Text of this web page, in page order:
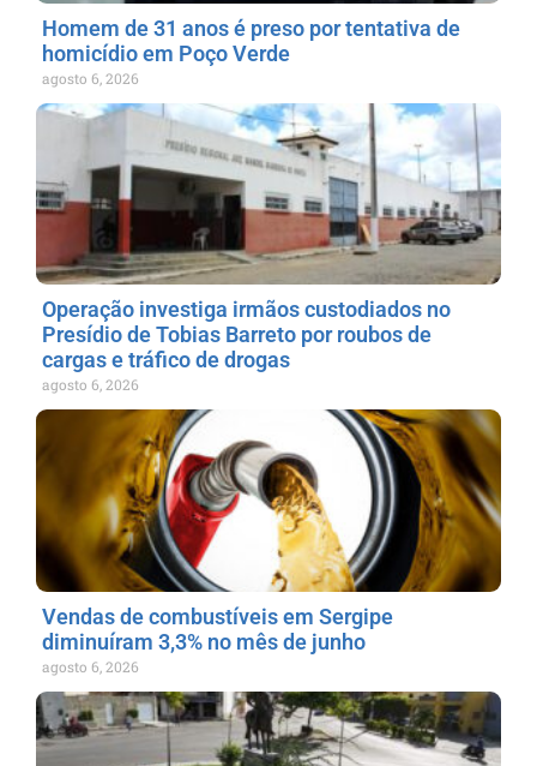
Homem de 31 anos é preso por tentativa de
homicídio em Poço Verde
agosto 6, 2026
Operação investiga irmãos custodiados no
Presídio de Tobias Barreto por roubos de
cargas e tráfico de drogas
agosto 6, 2026
Vendas de combustíveis em Sergipe
diminuíram 3,3% no mês de junho
agosto 6, 2026